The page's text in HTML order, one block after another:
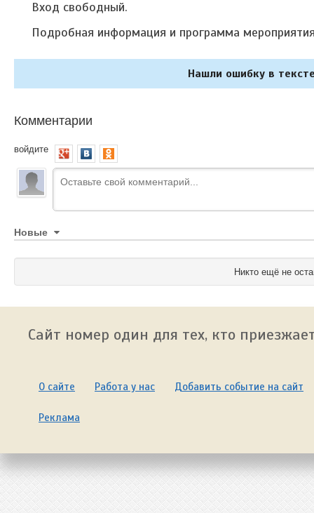
Вход свободный.
Подробная информация и программа
Нашли ошибку в
Комментарии
войдите
Новые
Никто ещё не
Сайт номер один для тех, кто
О сайте Работа у нас Добавить событие на сайт
Реклама